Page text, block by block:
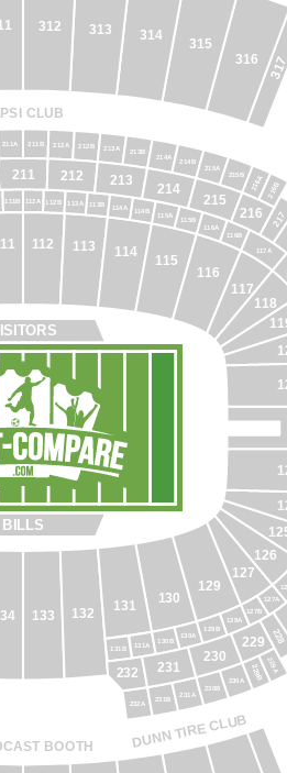
112 113 114
115
116
117
118
126
127
129
130
131
132
133
111B 112A 112B 113A 113B 114A 114B
115A
115B
116A
116B
117A
127A
127B
129A
129B
130A
130B
131A
131B
211 212 213
214
215
216 217
228
229
230
231
232
211A 211B 212A 212B 213A 213B
214A
214B
215A
215B 216A216B
229A
229B
230A
230B
231A
231B
232A
312 313 314
315
316
BILLS
BOOTH DUNN TIRE CLUB
CLUB